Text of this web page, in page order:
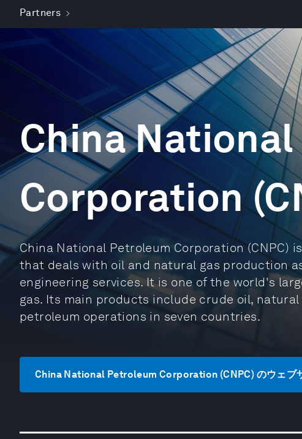
Partners
China
Corporation
China National Petroleum Corporation
that deals with oil and natural gas production
engineering services. It is one of the world's
gas. Its main products include crude oil,
petroleum operations in seven countries.
China National Petroleum Corporation (CNPC) のウェブ